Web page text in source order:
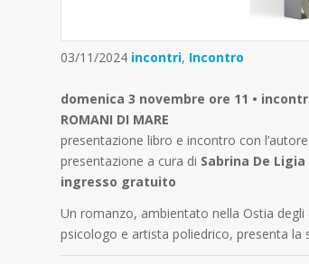
03/11/2024 incontri, Incontro
domenica 3 novembre ore 11 •
ROMANI DI MARE
presentazione libro e incontro con l’autore
presentazione a cura di Sabrina De Ligia
ingresso gratuito
Un romanzo, ambientato nella Ostia degli
psicologo e artista poliedrico, presenta la